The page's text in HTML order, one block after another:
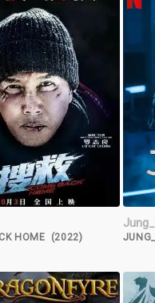
HOME (2022)